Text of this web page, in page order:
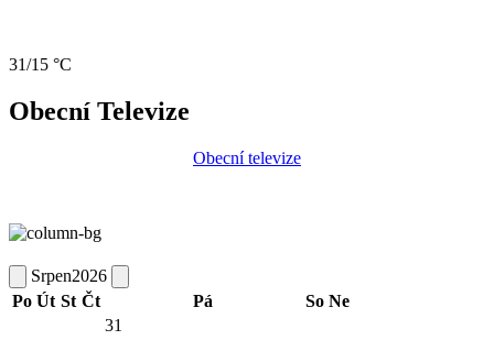
31/15 °C
Obecní Televize
Obecní televize
Srpen2026
Po Út St Čt Pá So Ne
31